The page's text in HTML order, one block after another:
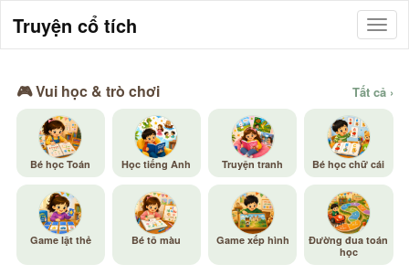
Truyện cổ tích
🎮 Vui học & trò chơi Tất cả ›
Bé học Toán Học tiếng Anh Truyện tranh Bé học chữ cái
Game lật thẻ Bé tô màu Game xếp hình
Đường đua toán
học